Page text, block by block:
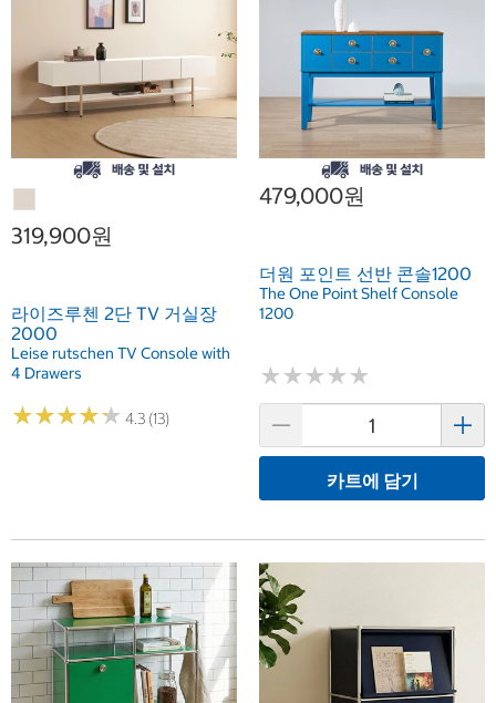
319,900원
라이즈루첸 2단 TV 거실장
2000
Leise rutschen TV Console with
4 Drawers
★★★★★
★★★★★ 4.3 (13)
479,000원
더원 포인트 선반 콘솔1200
The One Point Shelf Console
1200
★★★★★
★★★★★
카트에 담기